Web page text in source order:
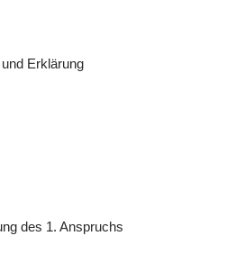
Erklärung
des 1. Anspruchs